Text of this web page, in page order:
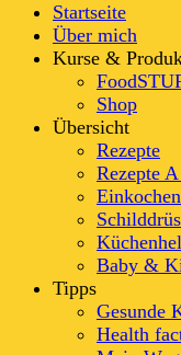
Startseite
Über mich
Kurse &
Shop
Übersicht
Rezepte
Rezepte
Baby &
Tipps
Gesunde
Health